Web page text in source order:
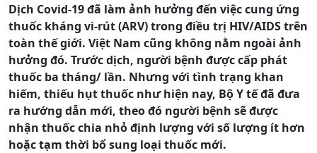
Dịch Covid-19 đã làm ảnh hưởng đến việc cung ứng
thuốc kháng vi-rút (ARV) trong điều trị HIV/AIDS trên
toàn thế giới. Việt Nam cũng không nằm ngoài ảnh
hưởng đó. Trước dịch, người bệnh được cấp phát
thuốc ba tháng/ lần. Nhưng với tình trạng khan
hiếm, thiếu hụt thuốc như hiện nay, Bộ Y tế đã đưa
ra hướng dẫn mới, theo đó người bệnh sẽ được
nhận thuốc chia nhỏ định lượng với số lượng ít hơn
hoặc tạm thời bổ sung loại thuốc mới.